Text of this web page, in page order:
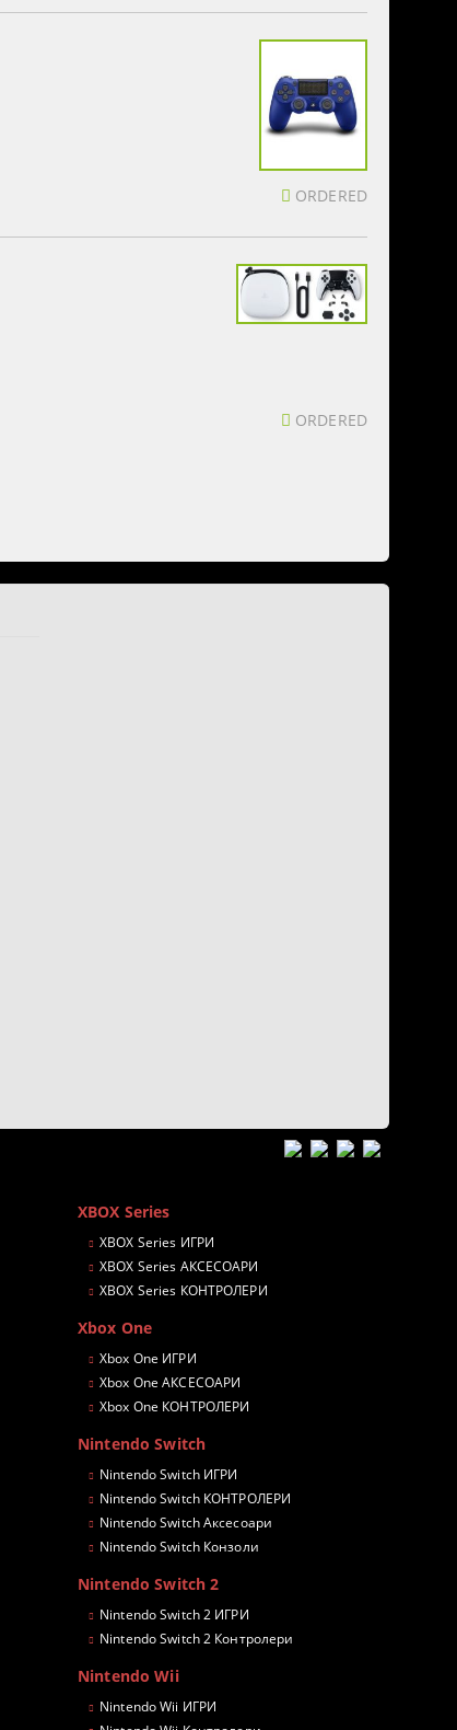
ORDERED
ORDERED
XBOX Series
XBOX Series ИГРИ
XBOX Series АКСЕСОАРИ
XBOX Series КОНТРОЛЕРИ
Xbox One
Xbox One ИГРИ
Xbox One АКСЕСОАРИ
Xbox One КОНТРОЛЕРИ
Nintendo Switch
Nintendo Switch ИГРИ
Nintendo Switch КОНТРОЛЕРИ
Nintendo Switch Аксесоари
Nintendo Switch Конзоли
Nintendo Switch 2
Nintendo Switch 2 ИГРИ
Nintendo Switch 2 Контролери
Nintendo Wii
Nintendo Wii ИГРИ